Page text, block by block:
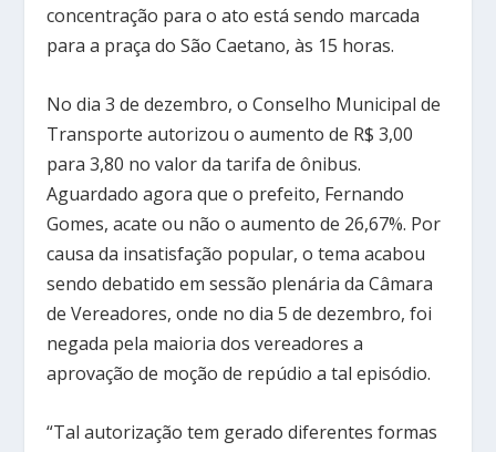
concentração para o ato está sendo marcada
para a praça do São Caetano, às 15 horas.
No dia 3 de dezembro, o Conselho Municipal de
Transporte autorizou o aumento de R$ 3,00
para 3,80 no valor da tarifa de ônibus.
Aguardado agora que o prefeito, Fernando
Gomes, acate ou não o aumento de 26,67%. Por
causa da insatisfação popular, o tema acabou
sendo debatido em sessão plenária da Câmara
de Vereadores, onde no dia 5 de dezembro, foi
negada pela maioria dos vereadores a
aprovação de moção de repúdio a tal episódio.
“Tal autorização tem gerado diferentes formas